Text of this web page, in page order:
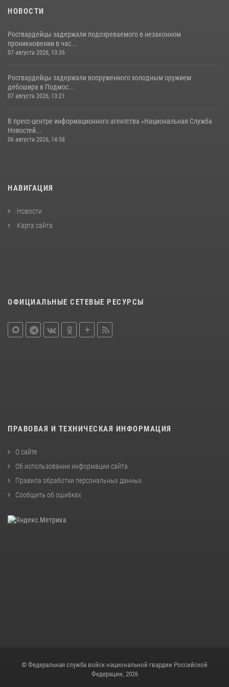
НОВОСТИ
Росгвардейцы задержали подозреваемого в незаконном
проникновении в час...
07 августа 2026, 13:36
Росгвардейцы задержали вооруженного холодным оружием
дебошира в Подмос...
07 августа 2026, 13:21
В пресс-центре информационного агентства «Национальная Служба
Новостей...
06 августа 2026, 14:58
НАВИГАЦИЯ
Новости
Карта сайта
ОФИЦИАЛЬНЫЕ СЕТЕВЫЕ РЕСУРСЫ
ПРАВОВАЯ И ТЕХНИЧЕСКАЯ ИНФОРМАЦИЯ
О сайте
Об использовании информации сайта
Правила обработки персональных данных
Сообщить об ошибках
© Федеральная служба войск национальной гвардии Российской
Федерации, 2026